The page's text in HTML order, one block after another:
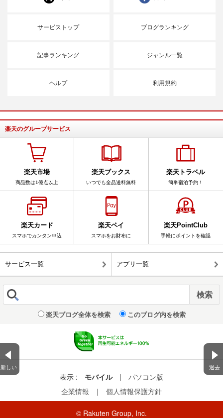
新しい 過去
サービストップ ブログランキング
記事ランキング ジャンル一覧
ヘルプ 利用規約
楽天のグループサービス
楽天市場
商品数は1億点以上
楽天ブックス
いつでも全品送料無料
楽天トラベル
簡単宿泊予約！
楽天カード
スマホでカンタン申込
楽天ペイ
スマホをお財布に
楽天PointClub
手軽にポイントを確認
サービス一覧 アプリ一覧
楽天ブログ全体を検索 このブログ内を検索
表示 : モバイル |
パソコン版
企業情報
｜ 個人情報保護方針
© Rakuten Group, Inc.